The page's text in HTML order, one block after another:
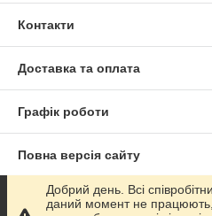
Контакти
Доставка та оплата
Графік роботи
Повна версія сайту
Сайт створено на
Добрий день. Всі
даний момент не